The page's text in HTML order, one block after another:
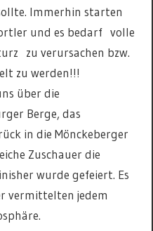
Immerhin starten
und es bedarf volle
zu verursachen bzw.
zu werden!!!
über die
Berge, das
in die Mönckeberger
Zuschauer die
wurde gefeiert. Es
vermittelten jedem